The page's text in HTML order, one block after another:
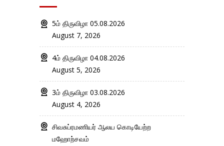
5ம் திருவிழா 05.08.2026
August 7, 2026
4ம் திருவிழா 04.08.2026
August 5, 2026
3ம் திருவிழா 03.08.2026
August 4, 2026
சிவசுப்ரமணியர் ஆலய கொடியேற்ற
மஹோற்சவம்